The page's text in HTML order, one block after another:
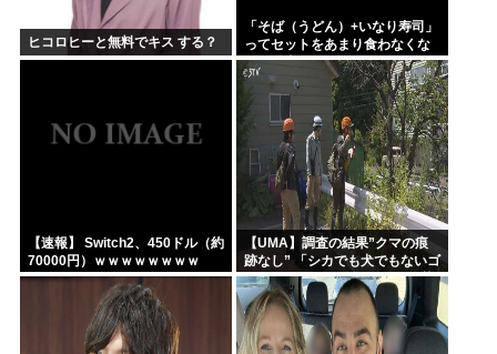
ヒコロヒーと無料でキス する？
「そば（うどん）+いなり寿司」
ってセットをあまり食わなくな
った理由。
【速報】 Switch2、450ドル（約
70000円）ｗｗｗｗｗｗｗｗ
【UMA】調査の結果”クマの痕
跡なし” 「シカでも犬でもないゴ
ロンとして黒い動物を見た」 札
幌市清田区